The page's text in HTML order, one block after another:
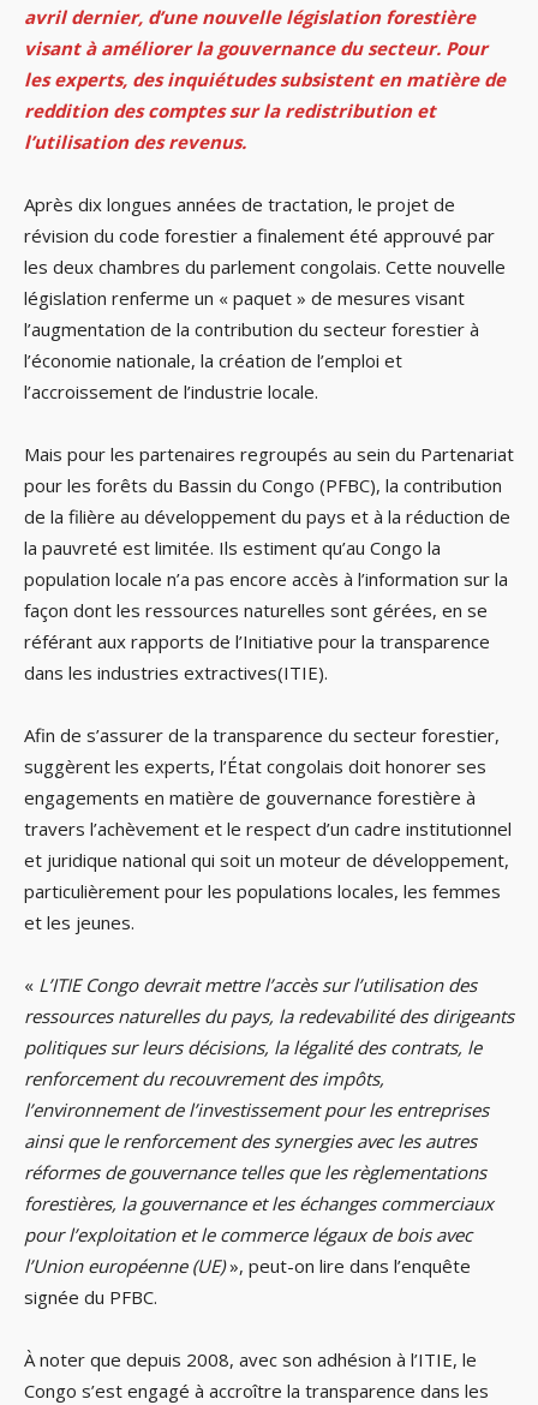
avril dernier, d’une nouvelle législation forestière
visant à améliorer la gouvernance du secteur. Pour
les experts, des inquiétudes subsistent en matière de
reddition des comptes sur la redistribution et
l’utilisation des revenus.
Après dix longues années de tractation, le projet de
révision du code forestier a finalement été approuvé par
les deux chambres du parlement congolais. Cette nouvelle
législation renferme un « paquet » de mesures visant
l’augmentation de la contribution du secteur forestier à
l’économie nationale, la création de l’emploi et
l’accroissement de l’industrie locale.
Mais pour les partenaires regroupés au sein du Partenariat
pour les forêts du Bassin du Congo (PFBC), la contribution
de la filière au développement du pays et à la réduction de
la pauvreté est limitée. Ils estiment qu’au Congo la
population locale n’a pas encore accès à l’information sur la
façon dont les ressources naturelles sont gérées, en se
référant aux rapports de l’Initiative pour la transparence
dans les industries extractives(ITIE).
Afin de s’assurer de la transparence du secteur forestier,
suggèrent les experts, l’État congolais doit honorer ses
engagements en matière de gouvernance forestière à
travers l’achèvement et le respect d’un cadre institutionnel
et juridique national qui soit un moteur de développement,
particulièrement pour les populations locales, les femmes
et les jeunes.
« L’ITIE Congo devrait mettre l’accès sur l’utilisation des
ressources naturelles du pays, la redevabilité des dirigeants
politiques sur leurs décisions, la légalité des contrats, le
renforcement du recouvrement des impôts,
l’environnement de l’investissement pour les entreprises
ainsi que le renforcement des synergies avec les autres
réformes de gouvernance telles que les règlementations
forestières, la gouvernance et les échanges commerciaux
pour l’exploitation et le commerce légaux de bois avec
l’Union européenne (UE)», peut-on lire dans l’enquête
signée du PFBC.
À noter que depuis 2008, avec son adhésion à l’ITIE, le
Congo s’est engagé à accroître la transparence dans les